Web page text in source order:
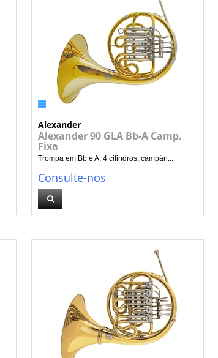
Alexander
Alexander 90 GLA Bb-A Camp.
Fixa
Trompa em Bb e A, 4 cilindros, campân...
Consulte-nos